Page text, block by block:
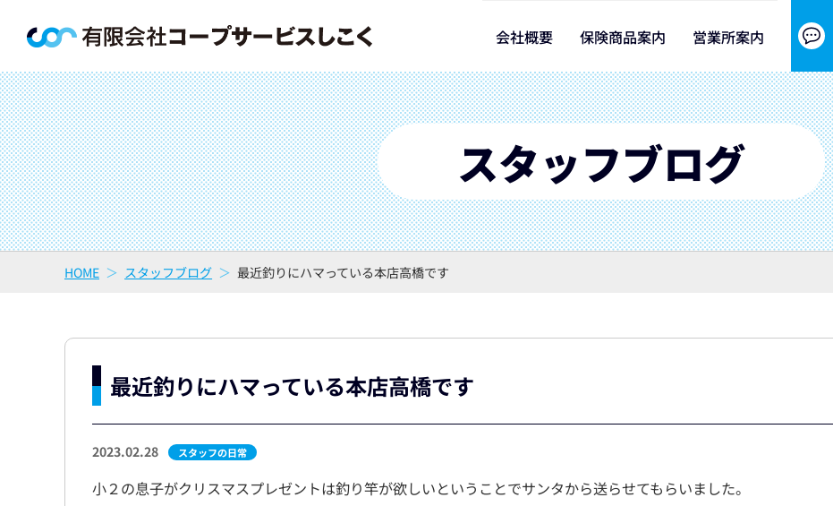
会社概要 保険商品案内 営業所案内
スタッフブログ
HOME スタッフブログ 最近釣りにハマっている本店高橋です
最近釣りにハマっている本店高橋です
2023.02.28 スタッフの日常
小２の息子がクリスマスプレゼントは釣り竿が欲しいということでサンタから送らせてもらいました。